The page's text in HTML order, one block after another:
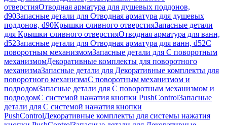
отверстияОтводная арматура для душевых поддонов,
d90Запасные детали для Отводная арматура для душевых
поддонов, d90Крышки сливного отверстияЗапасные детали
для Крышки сливного отверстияОтводная арматура для ванн,
d52Запасные детали для Отводная арматура для ванн, d52С
поворотным механизмомЗапасные детали для С поворотным
механизмомДекоративные комплекты для поворотного
механизмаЗапасные детали для Декоративные комплекты для
поворотного механизмаС поворотным механизмом и
подводомЗапасные детали для С поворотным механизмом и
подводомС системой нажатия кнопки PushControlЗапасные
детали для С системой нажатия кнопки
PushControlДекоративные комплекты для системы нажатия